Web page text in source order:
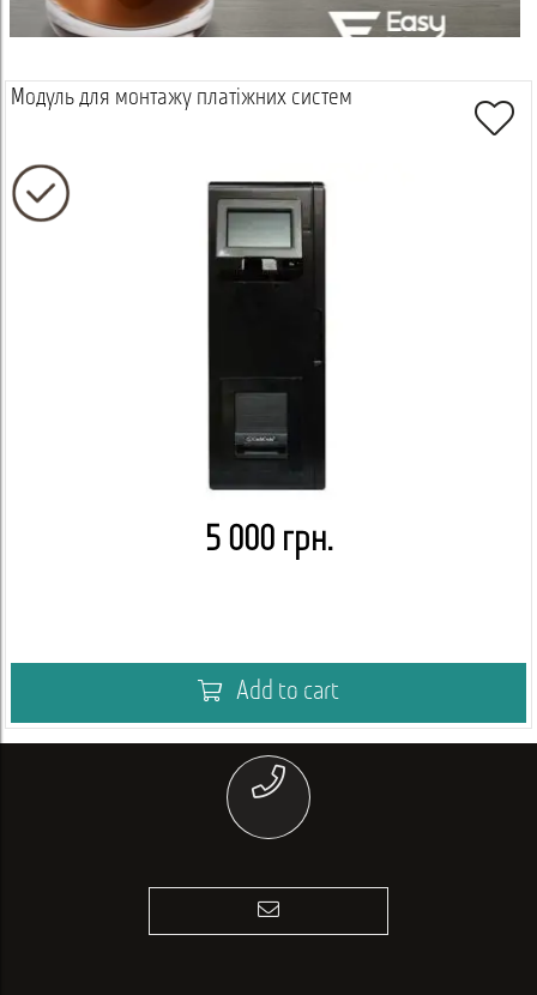
Модуль для монтажу платіжних систем
5 000 грн.
Add to cart